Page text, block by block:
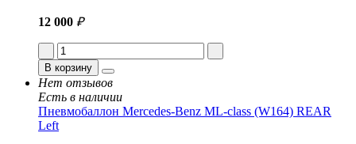
12 000 ₽
В корзину
Нет отзывов
Есть в наличии
Пневмобаллон Mercedes-Benz ML-class (W164) REAR
Left